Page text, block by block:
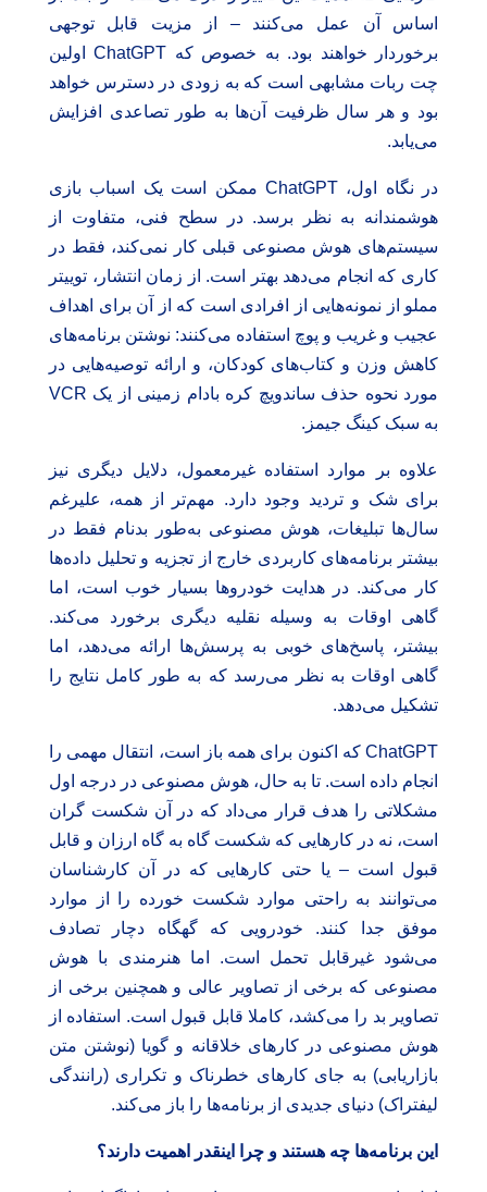
اساس آن عمل می‌کنند – از مزیت قابل توجهی
برخوردار خواهند بود. به خصوص که ChatGPT اولین
چت ربات مشابهی است که به زودی در دسترس خواهد
بود و هر سال ظرفیت آن‌ها به طور تصاعدی افزایش
می‌یابد.
در نگاه اول، ChatGPT ممکن است یک اسباب بازی
هوشمندانه به نظر برسد. در سطح فنی، متفاوت از
سیستم‌های هوش مصنوعی قبلی کار نمی‌کند، فقط در
کاری که انجام می‌دهد بهتر است. از زمان انتشار، توییتر
مملو از نمونه‌هایی از افرادی است که از آن برای اهداف
عجیب و غریب و پوچ استفاده می‌کنند: نوشتن برنامه‌های
کاهش وزن و کتاب‌های کودکان، و ارائه توصیه‌هایی در
مورد نحوه حذف ساندویچ کره بادام زمینی از یک VCR
به سبک کینگ جیمز.
علاوه بر موارد استفاده غیرمعمول، دلایل دیگری نیز
برای شک و تردید وجود دارد. مهم‌تر از همه، علیرغم
سال‌ها تبلیغات، هوش مصنوعی به‌طور بدنام فقط در
بیشتر برنامه‌های کاربردی خارج از تجزیه و تحلیل داده‌ها
کار می‌کند. در هدایت خودروها بسیار خوب است، اما
گاهی اوقات به وسیله نقلیه دیگری برخورد می‌کند.
بیشتر، پاسخ‌های خوبی به پرسش‌ها ارائه می‌دهد، اما
گاهی اوقات به نظر می‌رسد که به طور کامل نتایج را
تشکیل می‌دهد.
ChatGPT که اکنون برای همه باز است، انتقال مهمی را
انجام داده است. تا به حال، هوش مصنوعی در درجه اول
مشکلاتی را هدف قرار می‌داد که در آن شکست گران
است، نه در کارهایی که شکست گاه به گاه ارزان و قابل
قبول است – یا حتی کارهایی که در آن کارشناسان
می‌توانند به راحتی موارد شکست خورده را از موارد
موفق جدا کنند. خودرویی که گهگاه دچار تصادف
می‌شود غیرقابل تحمل است. اما هنرمندی با هوش
مصنوعی که برخی از تصاویر عالی و همچنین برخی از
تصاویر بد را می‌کشد، کاملا قابل قبول است. استفاده از
هوش مصنوعی در کارهای خلاقانه و گویا (نوشتن متن
بازاریابی) به جای کارهای خطرناک و تکراری (رانندگی
لیفتراک) دنیای جدیدی از برنامه‌ها را باز می‌کند.
این برنامه‌ها چه هستند و چرا اینقدر اهمیت دارند؟